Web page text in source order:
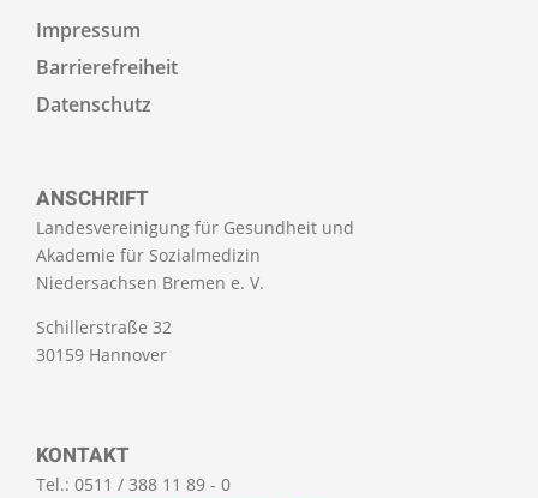
ANSCHRIFT
Landesvereinigung für Gesundheit und
Akademie für Sozialmedizin
Niedersachsen Bremen e. V.
Schillerstraße 32
30159 Hannover
KONTAKT
Tel.: 0511 / 388 11 89 - 0
Impressum
Barrierefreiheit
Datenschutz